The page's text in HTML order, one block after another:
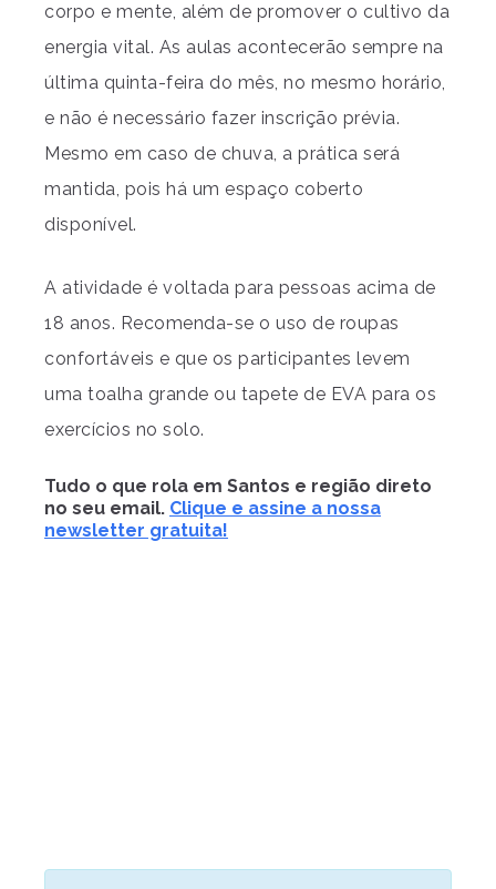
corpo e mente, além de promover o cultivo da
energia vital. As aulas acontecerão sempre na
última quinta-feira do mês, no mesmo horário,
e não é necessário fazer inscrição prévia.
Mesmo em caso de chuva, a prática será
mantida, pois há um espaço coberto
disponível.
A atividade é voltada para pessoas acima de
18 anos. Recomenda-se o uso de roupas
confortáveis e que os participantes levem
uma toalha grande ou tapete de EVA para os
exercícios no solo.
Tudo o que rola em Santos e região direto
no seu email. Clique e assine a nossa
newsletter gratuita!